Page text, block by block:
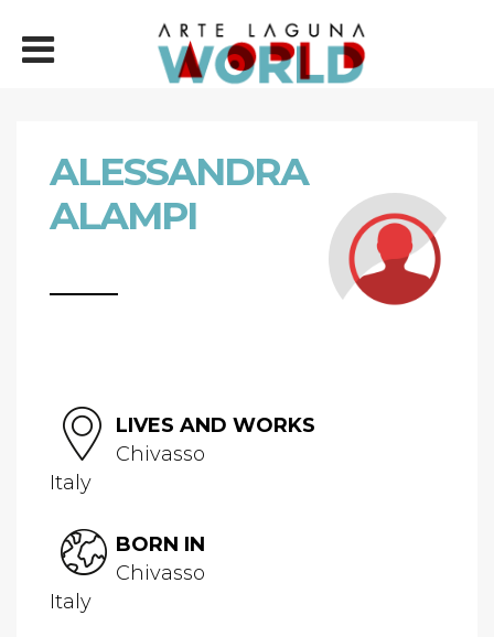
ALESSANDRA
ALAMPI
LIVES AND WORKS
Chivasso
Italy
BORN IN
Chivasso
Italy